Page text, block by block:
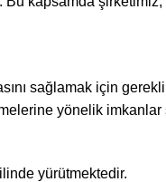
sağlamak için gerekli
yönelik imkanlar
yürütmektedir.